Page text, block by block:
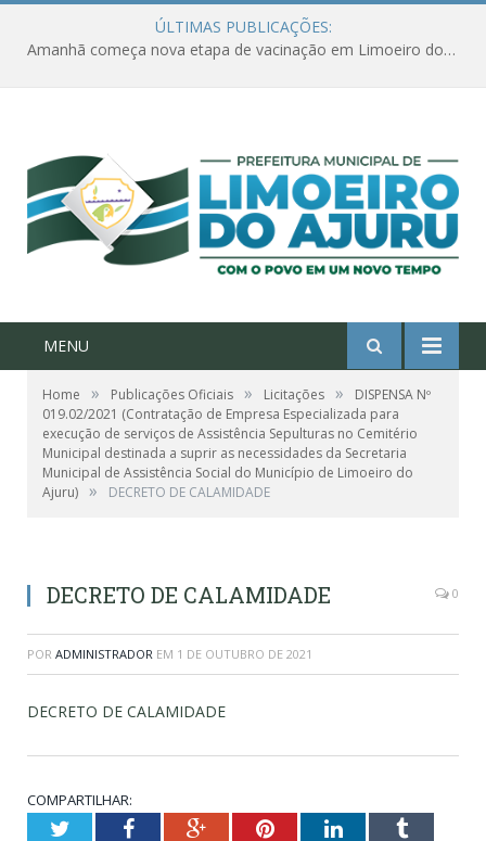
ÚLTIMAS PUBLICAÇÕES:
Amanhã começa nova etapa de vacinação em Limoeiro do Ajuru para idosos com 65 ou mais
MENU
Home » Publicações Oficiais » Licitações »
DISPENSA Nº
019.02/2021 (Contratação de Empresa Especializada para
execução de serviços de Assistência Sepulturas no Cemitério
Municipal destinada a suprir as necessidades da Secretaria
Municipal de Assistência Social do Município de Limoeiro do
Ajuru) » DECRETO DE CALAMIDADE
DECRETO DE CALAMIDADE 0
POR ADMINISTRADOR EM 1 DE OUTUBRO DE 2021
DECRETO DE CALAMIDADE
COMPARTILHAR:
TwitterFacebookGoogle+PinterestLinkedInTumblr